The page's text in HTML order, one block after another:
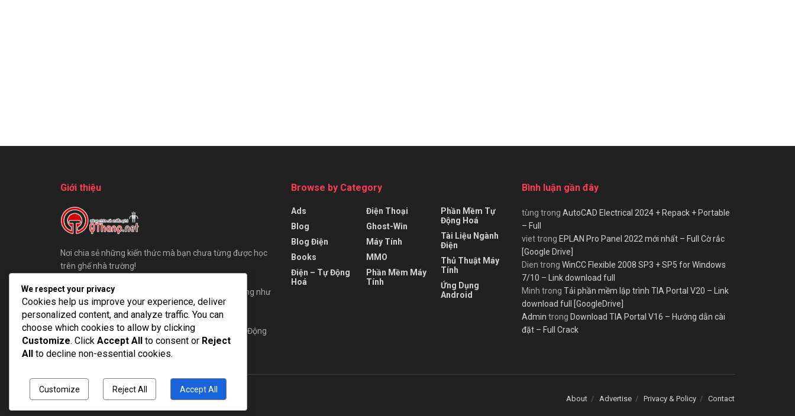
Giới thiệu
Nơi chia sẻ những kiến thức mà bạn chưa từng được học
trên ghế nhà trường!
Chúng tôi sẵn sàng đón những ý kiến đóng góp, cũng như
bài viết của các bạn gửi đến QThang.
Hãy cùng QThang xây dựng một cộng đồng AE Tự Động
Hoá lớn mạnh nhất!
Browse by Category
Ads
Blog
Blog Điện
Books
Điện – Tự Động
Hoá
Điện Thoại
Ghost-Win
Máy Tính
MMO
Phần Mềm Máy
Tính
Phần Mềm Tự
Động Hoá
Tài Liệu Ngành
Điện
Thủ Thuật Máy
Tính
Ứng Dụng
Android
Bình luận gần đây
tùng trong AutoCAD Electrical 2024 + Repack + Portable
– Full
viettrong EPLAN Pro Panel 2022 mới nhất – Full Cờ rắc
[Google Drive]
Dien trong WinCC Flexible 2008 SP3 + SP5 for Windows
7/10 – Link download full
Minh trong Tải phần mềm lập trình TIA Portal V20 – Link
download full [GoogleDrive]
Admin trong Download TIA Portal V16 – Hướng dẫn cài
đặt – Full Crack
About Advertise Privacy & Policy Contact
© 2025QThang Blog- Blog chia sẻ kiến thức miễn phí.
We respect your privacy
Cookies help us improve your experience, deliver
personalized content, and analyze traffic. You can
choose which cookies to allow by clicking
Customize. Click Accept All to consent or Reject
All
to decline non-essential cookies.
Customize Reject All Accept All